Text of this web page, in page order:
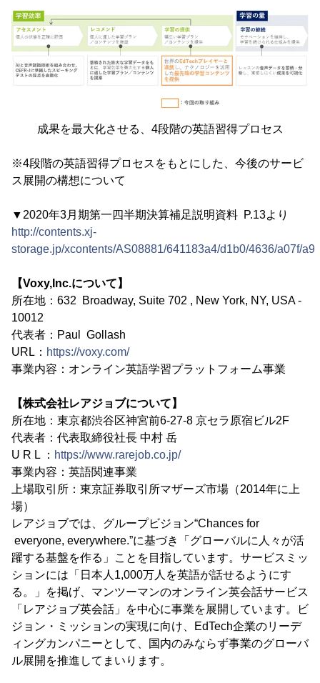
成果を最大化させる、4段階の英語習得プロセス
※4段階の英語習得プロセスをもとにした、今後のサービ
ス展開の構想について
▼2020年3月期第一四半期決算補足説明資料 P.13より
http://contents.xj-
storage.jp/xcontents/AS08881/641183a4/d1b0/4636/a07f/
【Voxy,Inc.について】
所在地：632 Broadway, Suite 702 , New York, NY, USA -
10012
代表者：Paul Gollash
URL： https://voxy.com/
事業内容：オンライン英語学習プラットフォーム事業
【株式会社レアジョブについて】
所在地：東京都渋谷区神宮前6-27-8 京セラ原宿ビル2F
代表者：代表取締役社長 中村 岳
U R L ： https://www.rarejob.co.jp/
事業内容：英語関連事業
上場取引所：東京証券取引所マザーズ市場（2014年に上
場）
レアジョブでは、グループビジョン“Chances for
everyone, everywhere.”に基づき「グローバルに人々が活
躍する基盤を作る」ことを目指しています。サービスミッ
ションには「日本人1,000万人を英語が話せるようにす
る。」を掲げ、マンツーマンのオンライン英会話サービス
「レアジョブ英会話」を中心に事業を展開しています。ビ
ジョン・ミッションの実現に向け、EdTech企業のリーデ
ィングカンパニーとして、国内のみならず事業のグローバ
ル展開を推進してまいります。